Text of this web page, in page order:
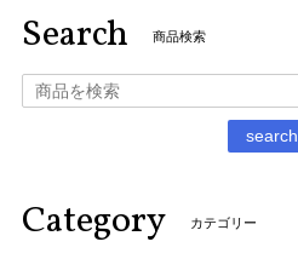
Search 商品検索
search
Category カテゴリー